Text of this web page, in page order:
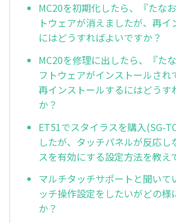
MC20を初期化したら、『たな
トウェアが消えましたが、再イ
にはどうすればよいですか？
MC20を修理に出したら、『た
フトウェアがインストールされ
再インストールするにはどうす
か？
ET51でスタイラスを購入(SG-
したが、タッチパネルが反応し
スを有効にする設定方法を教え
マルチタッチサポートと聞いて
ッチ操作設定をしたいがどの様
か？